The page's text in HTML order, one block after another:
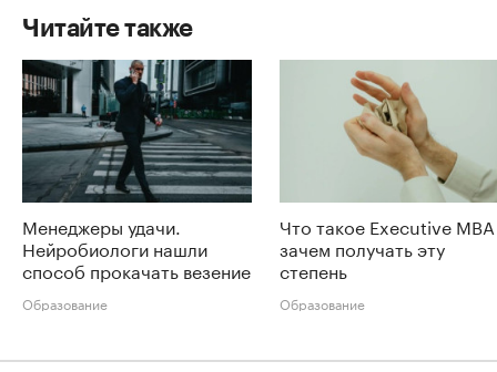
Читайте также
Менеджеры удачи.
Нейробиологи нашли
способ прокачать везение
Образование
Что такое Executive
зачем получать эту
степень
Образование